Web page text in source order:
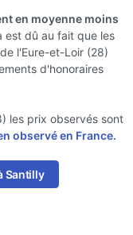
en moyenne moins
est dû au fait que les
l'Eure-et-Loir (28)
d'honoraires
les prix observés sont
observé en France.
Santilly